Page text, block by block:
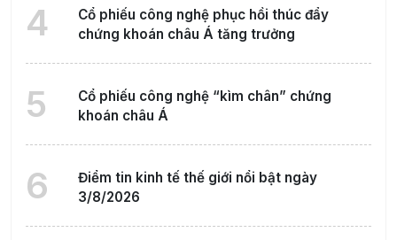
4
Cổ phiếu công nghệ phục hồi thúc đẩy
chứng khoán châu Á tăng trưởng
5
Cổ phiếu công nghệ “kìm chân” chứng
khoán châu Á
6
Điểm tin kinh tế thế giới nổi bật ngày
3/8/2026